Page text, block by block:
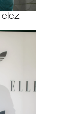
elez